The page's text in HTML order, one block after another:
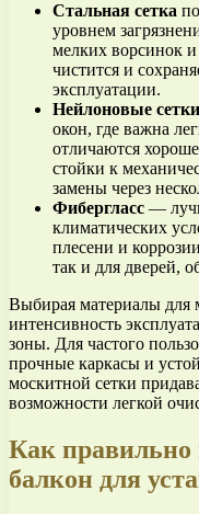
Стальная сетка
уровнем
мелких ворсинок
чистится и
эксплуатации.
Нейлоновые сетки
окон, где важна
отличаются
стойки к
замены через
Фибергласс —
климатических
плесени и
так и для дверей,
Выбирая материалы для
интенсивность
зоны. Для частого
прочные каркасы и
москитной сетки
возможности легкой
Как правильно
балкон для